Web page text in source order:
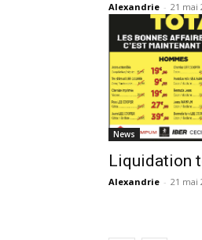
Alexandrie - 21 mai
News
Liquidation
Alexandrie - 21 mai